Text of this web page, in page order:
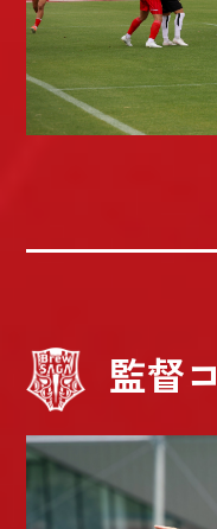
監督